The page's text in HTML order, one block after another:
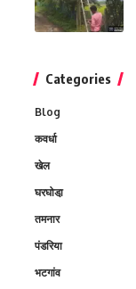
Categories
Blog
कवर्धा
खेल
घरघोडा़
तमनार
पंडरिया
भटगांव